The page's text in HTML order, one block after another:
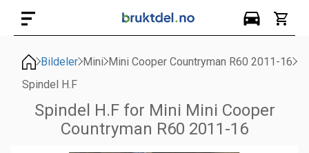
Bildeler Mini Mini Cooper Countryman R60 2011-16
Spindel H.F
Spindel H.F for Mini Mini Cooper
Countryman R60 2011-16